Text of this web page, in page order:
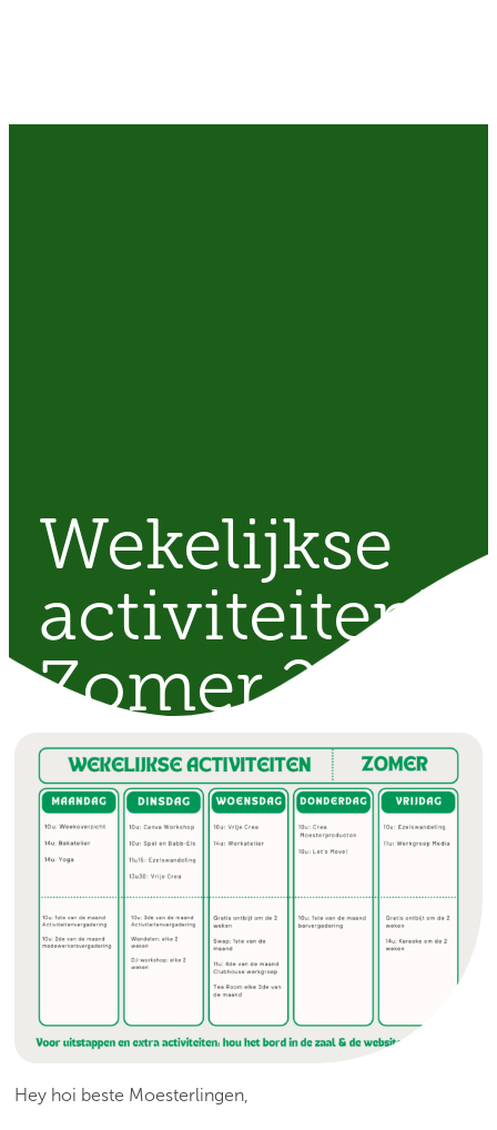
Wekelijkse
Zomer 2025
Hey hoi beste Moesterlingen,